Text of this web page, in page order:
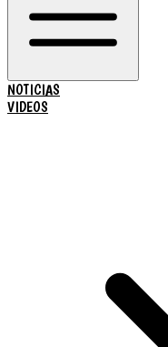
NOTICIAS
VIDEOS